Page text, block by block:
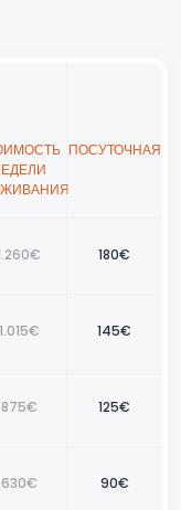
ещё более
хочет насладиться
удобств.
апартаменте!
ваш идеальный
ПОСУТОЧНАЯ
180€
1.015€ 145€
875€ 125€
630€ 90€